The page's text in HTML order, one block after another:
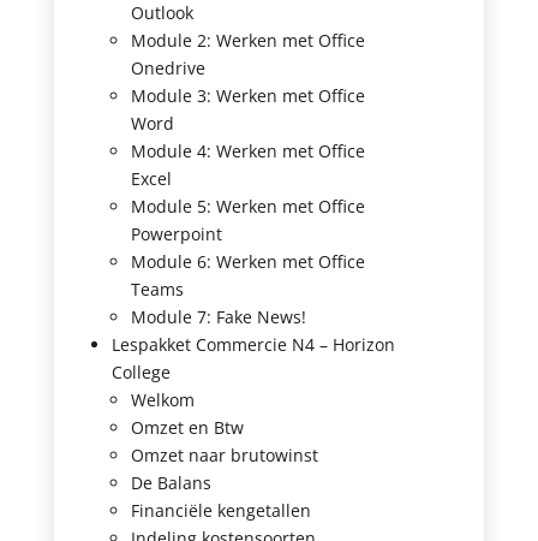
Outlook
Module 2: Werken met Office
Onedrive
Module 3: Werken met Office
Word
Module 4: Werken met Office
Excel
Module 5: Werken met Office
Powerpoint
Module 6: Werken met Office
Teams
Module 7: Fake News!
Lespakket Commercie N4 – Horizon
College
Welkom
Omzet en Btw
Omzet naar brutowinst
De Balans
Financiële kengetallen